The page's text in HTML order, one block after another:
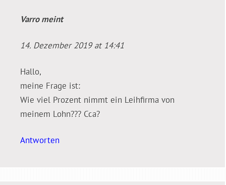
Varromeint
14. Dezember 2019 at 14:41
Hallo,
meine Frage ist:
Wie viel Prozent nimmt ein Leihfirma von
meinem Lohn??? Cca?
Antworten